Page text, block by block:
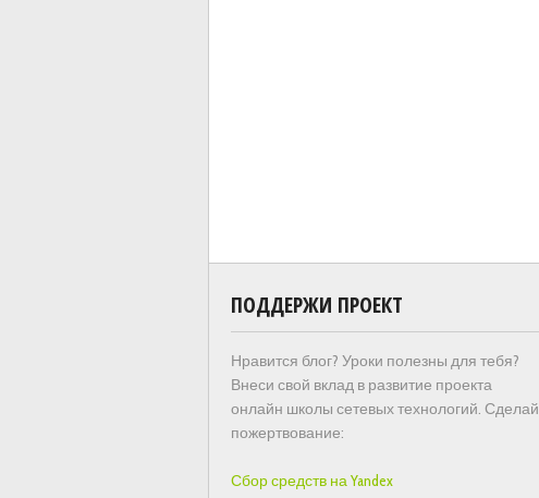
ПОДДЕРЖИ ПРОЕКТ
Нравится блог? Уроки полезны для тебя?
Внеси свой вклад в развитие проекта
онлайн школы сетевых технологий. Сделай
пожертвование:
Сбор средств на Yandex